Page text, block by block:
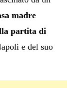
madre
partita di
e del suo